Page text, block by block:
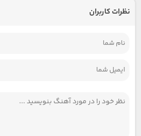
نظرات کاربران